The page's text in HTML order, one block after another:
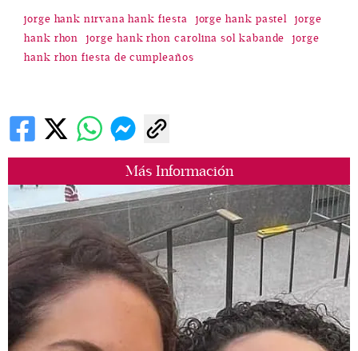
Más Información
jorge hank nirvana hank fiesta jorge hank pastel
jorge
hank rhon
jorge hank rhon carolina sol kabande
jorge
hank rhon fiesta de cumpleaños